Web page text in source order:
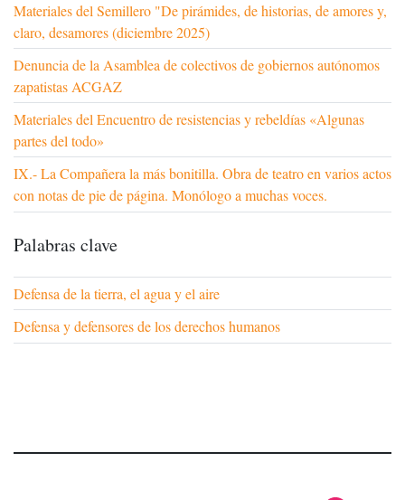
Materiales del Semillero "De pirámides, de historias, de amores y,
claro, desamores (diciembre 2025)
Denuncia de la Asamblea de colectivos de gobiernos autónomos
zapatistas ACGAZ
Materiales del Encuentro de resistencias y rebeldías «Algunas
partes del todo»
IX.- La Compañera la más bonitilla. Obra de teatro en varios actos
con notas de pie de página. Monólogo a muchas voces.
Palabras clave
Defensa de la tierra, el agua y el aire
Defensa y defensores de los derechos humanos